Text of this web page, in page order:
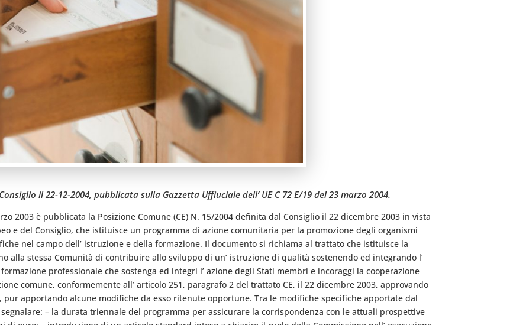
il 22-12-2004, pubblicata sulla Gazzetta Uffiuciale dell’ UE C 72 E/19 del 23 marzo 2004.
2003 è pubblicata la Posizione Comune (CE) N. 15/2004 definita dal Consiglio il 22 dicembre 2003 in vista
e del Consiglio, che istituisce un programma di azione comunitaria per la promozione degli organismi
nel campo dell’ istruzione e della formazione. Il documento si richiama al trattato che istituisce la
alla stessa Comunità di contribuire allo sviluppo di un’ istruzione di qualità sostenendo ed integrando l’
professionale che sostenga ed integri l’ azione degli Stati membri e incoraggi la cooperazione
comune, conformemente all’ articolo 251, paragrafo 2 del trattato CE, il 22 dicembre 2003, approvando
apportando alcune modifiche da esso ritenute opportune. Tra le modifiche specifiche apportate dal
– la durata triennale del programma per assicurare la corrispondenza con le attuali prospettive